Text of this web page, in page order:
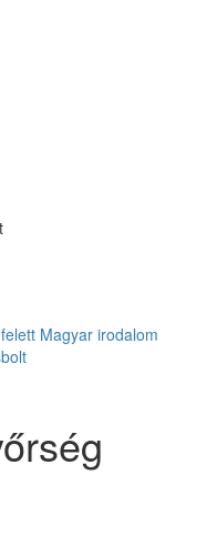
Magyar irodalom